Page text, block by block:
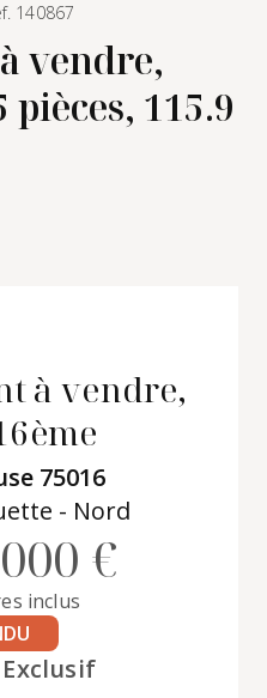
140867
vendre,
pièces, 115.9
à vendre,
75016
- Nord
€
inclus